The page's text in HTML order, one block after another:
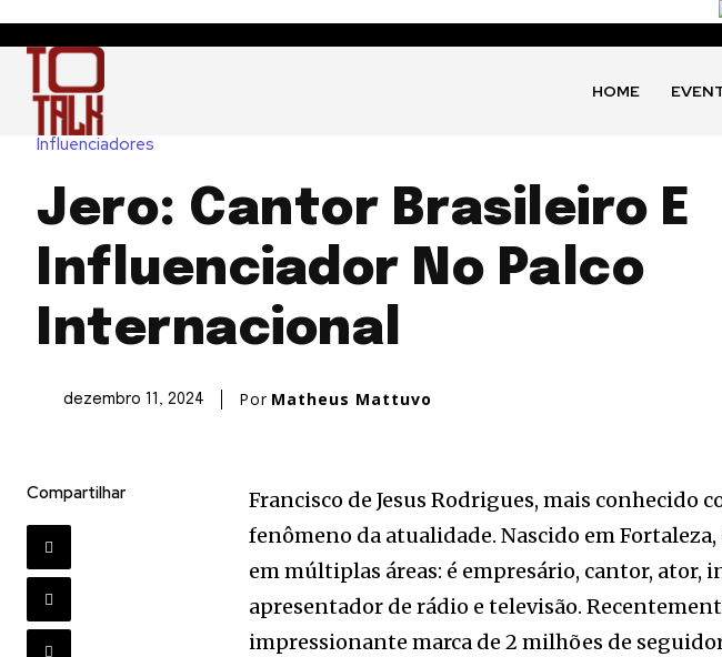
HOME
Influenciadores
Jero: Cantor Brasileiro E
Influenciador No Palco
Internacional
dezembro 11, 2024 Por Matheus Mattuvo
Compartilhar
Francisco de Jesus Rodrigues, mais conhecido
fenômeno da atualidade. Nascido em Fortaleza,
em múltiplas áreas: é empresário, cantor, ator,
apresentador de rádio e televisão.
impressionante marca de 2 milhões de